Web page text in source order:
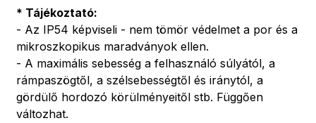
* Tájékoztató:
- Az IP54 képviseli - nem tömör védelmet a por és a
mikroszkopikus maradványok ellen.
- A maximális sebesség a felhasználó súlyától, a
rámpaszögtől, a szélsebességtől és iránytól, a
gördülő hordozó körülményeitől stb. Függően
változhat.